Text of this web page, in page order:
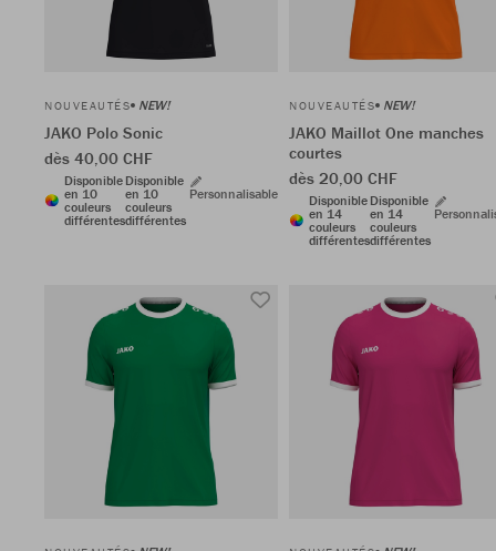
NOUVEAUTÉS NEW!
JAKO Polo Sonic
dès 40,00 CHF
Disponible
en 10
couleurs
différentes
Disponible
en 10
couleurs
différentes
Personnalisable
NOUVEAUTÉS NEW!
JAKO Maillot One manches
courtes
dès 20,00 CHF
Disponible
en 14
couleurs
différentes
Disponible
en 14
couleurs
différentes